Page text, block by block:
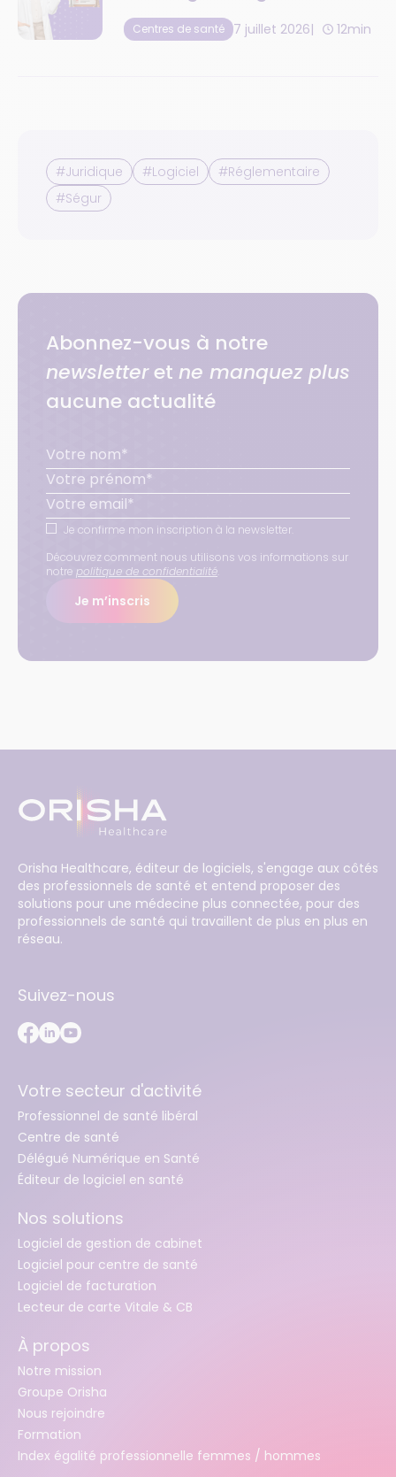
respecter
Centres de santé 7 juillet 2026 12min
#Juridique #Logiciel
#Réglementaire
#Ségur
Abonnez-vous à notre
newsletteret ne manquez plus
aucune actualité
Je confirme mon inscription à la newsletter.
Découvrez comment nous utilisons vos informations sur
notre politique de confidentialité
Je m’inscris
Orisha Healthcare, éditeur de logiciels, s'engage aux côtés
des professionnels de santé et entend proposer des
solutions pour une médecine plus connectée, pour des
professionnels de santé qui travaillent de plus en plus en
réseau.
Suivez-nous
Votre secteur d'activité
Professionnel de santé libéral
Centre de santé
Délégué Numérique en Santé
Éditeur de logiciel en santé
Nos solutions
Logiciel de gestion de cabinet
Logiciel pour centre de santé
Logiciel de facturation
Lecteur de carte Vitale & CB
À propos
Notre mission
Groupe Orisha
Nous rejoindre
Formation
Index égalité professionnelle femmes / hommes